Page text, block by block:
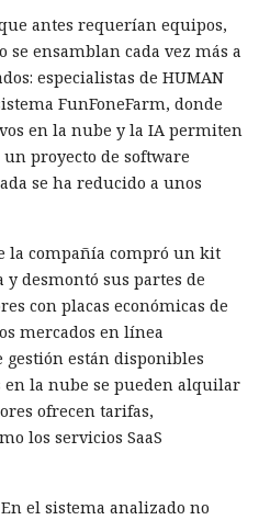
antes requerían equipos,
ensamblan cada vez más a
especialistas de HUMAN
FunFoneFarm, donde
en la nube y la IA permiten
proyecto de software
se ha reducido a unos
la compañía compró un kit
desmontó sus partes de
con placas económicas de
mercados en línea
están disponibles
la nube se pueden alquilar
ofrecen tarifas,
los servicios SaaS
el sistema analizado no